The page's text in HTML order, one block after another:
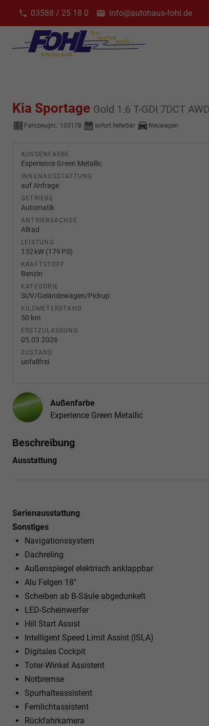
03588 / 25 18 0 info@autohaus-fohl.de
Kia Sportage Gold 1.6 T-GDI 7DCT AWD
Fahrzeugnr.: 103178 sofort lieferbar Neuwagen
AUSSENFARBE
Experience Green Metallic
INNENAUSSTATTUNG
auf Anfrage
GETRIEBE
Automatik
ANTRIEBSACHSE
Allrad
LEISTUNG
132 kW (179 PS)
KRAFTSTOFF
Benzin
KATEGORIE
SUV/Geländewagen/Pickup
KILOMETERSTAND
50 km
ERSTZULASSUNG
05.03.2026
ZUSTAND
unfallfrei
Außenfarbe
Experience Green Metallic
Beschreibung
Ausstattung
Serienausstattung
Sonstiges
Navigationssystem
Dachreling
Außenspiegel elektrisch anklappbar
Alu Felgen 18"
Scheiben ab B-Säule abgedunkelt
LED-Scheinwerfer
Hill Start Assist
Intelligent Speed Limit Assist (ISLA)
Digitales Cockpit
Toter-Winkel Assistent
Notbremse
Spurhalteassistent
Fernlichtassistent
Rückfahrkamera